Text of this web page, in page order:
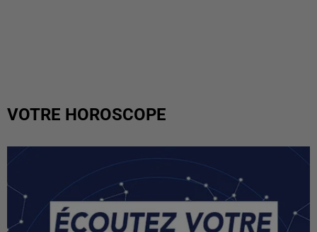
VOTRE HOROSCOPE